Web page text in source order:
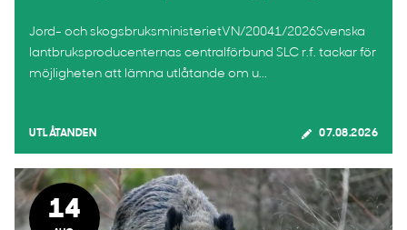
Jord- och skogsbruksministerietVN/20041/2026Svenska
lantbruksproducenternas centralförbund SLC r.f. tackar för
möjligheten att lämna utlåtande om u...
UTLÅTANDEN 07.08.2026
14